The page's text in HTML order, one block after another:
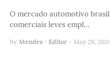
O mercado automotivo
comerciais leves empl…
by Mendes - Editor - May 28,